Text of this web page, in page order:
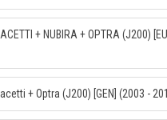
+ NUBIRA + OPTRA (J200)
+ Optra (J200) [GEN] (2003 -